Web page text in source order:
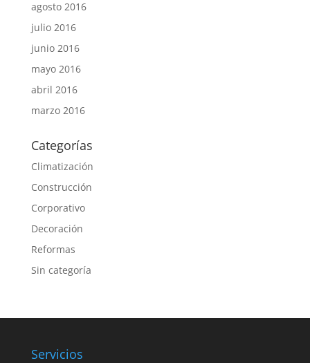
agosto 2016
julio 2016
junio 2016
mayo 2016
abril 2016
marzo 2016
Categorías
Climatización
Construcción
Corporativo
Decoración
Reformas
Sin categoría
Servicios